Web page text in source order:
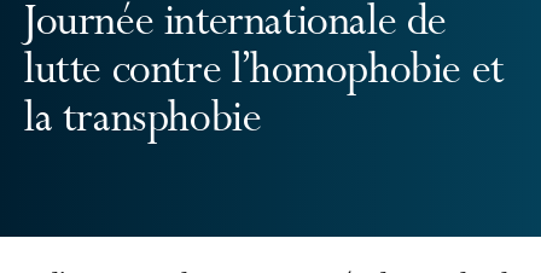
Journée internationale de
lutte contre l’homophobie et
la transphobie